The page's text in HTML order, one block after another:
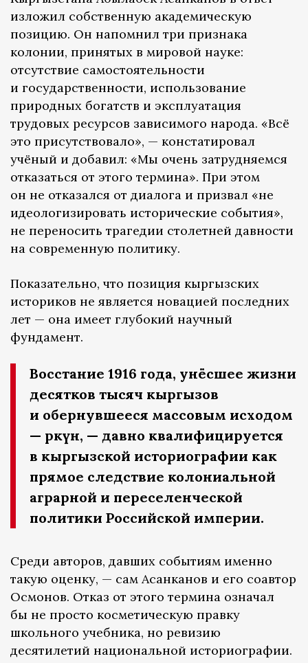
изложил собственную академическую
позицию. Он напомнил три признака
колонии, принятых в мировой науке:
отсутствие самостоятельности
и государственности, использование
природных богатств и эксплуатация
трудовых ресурсов зависимого народа. «Всё
это присутствовало», — констатировал
учёный и добавил: «Мы очень затрудняемся
отказаться от этого термина». При этом
он не отказался от диалога и призвал «не
идеологизировать исторические события»,
не переносить трагедии столетней давности
на современную политику.
Показательно, что позиция кыргызских
историков не является новацией последних
лет — она имеет глубокий научный
фундамент.
Восстание 1916 года, унёсшее жизни
десятков тысяч кыргызов
и обернувшееся массовым исходом
— Үркүн, — давно квалифицируется
в кыргызской историографии как
прямое следствие колониальной
аграрной и переселенческой
политики Российской империи.
Среди авторов, давших событиям именно
такую оценку, — сам Асанканов и его соавтор
Осмонов. Отказ от этого термина означал
бы не просто косметическую правку
школьного учебника, но ревизию
десятилетий национальной историографии.